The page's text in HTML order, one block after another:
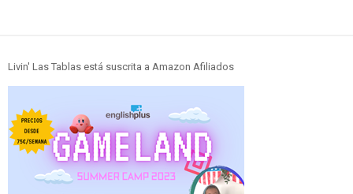
Livin' Las Tablas está suscrita a Amazon Afiliados